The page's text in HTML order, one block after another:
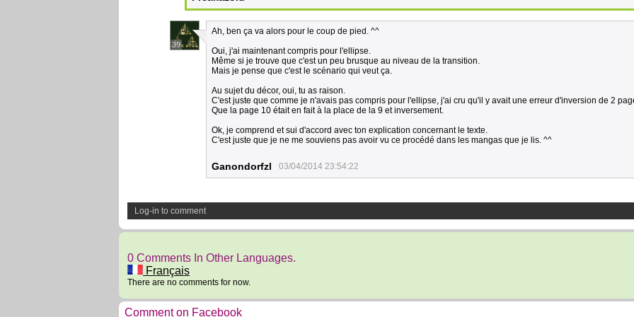
39
Ah, ben ça va alors pour le coup de pied. ^^
Oui, j'ai maintenant compris pour l'ellipse.
Même si je trouve que c'est un peu brusque au niveau de la transition.
Mais je pense que c'est le scénario qui veut ça.
Au sujet du décor, oui, tu as raison.
C'est juste que comme je n'avais pas compris pour l'ellipse, j'ai cru qu'il y avait une erreur d'inversion de 2
Que la page 10 était en fait à la place de la 9 et inversement.
Ok, je comprend et sui d'accord avec ton explication concernant le texte.
C'est juste que je ne me souviens pas avoir vu ce procédé dans les mangas que je lis. ^^
Ganondorfzl 03/04/2014 23:54:22
Log-in to comment
0 Comments In Other Languages.
Français
There are no comments for now.
Comment on Facebook